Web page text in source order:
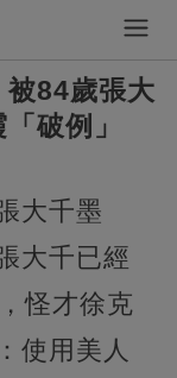
84歲張大
破例」
大千墨
大千已經
怪才徐克
使用美人